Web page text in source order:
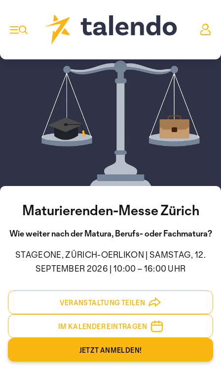
Maturierenden-Messe Zürich
Wie weiter nach der Matura, Berufs- oder Fachmatura?
STAGEONE, ZÜRICH-OERLIKON | SAMSTAG, 12.
SEPTEMBER 2026 | 10:00 – 16:00 UHR
VERANSTALTUNG TEILEN
IM KALENDER EINTRAGEN
JETZT ANMELDEN!